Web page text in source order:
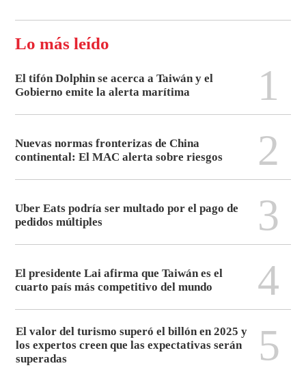
Lo más leído
El tifón Dolphin se acerca a Taiwán y el
Gobierno emite la alerta marítima
1
Nuevas normas fronterizas de China
continental: El MAC alerta sobre riesgos
2
Uber Eats podría ser multado por el pago de
pedidos múltiples
3
El presidente Lai afirma que Taiwán es el
cuarto país más competitivo del mundo
4
El valor del turismo superó el billón en 2025 y
los expertos creen que las expectativas serán
superadas
5